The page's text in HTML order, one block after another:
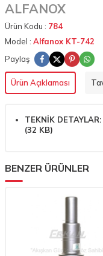
ALFANOX
Ürün Kodu : 784
Model : Alfanox KT-742
Paylaş
Ürün Açıklaması
TEKNİK DETAYLAR:
(32 KB)
BENZER ÜRÜNLER